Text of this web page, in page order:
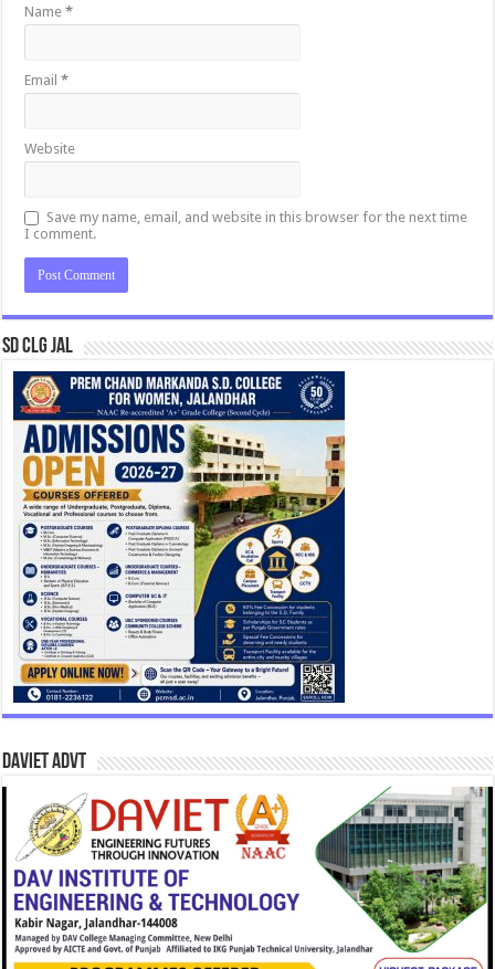
Name*
Email*
Website
Save my name, email, and website in this browser for the next time
I comment.
SD CLG JAL
DAVIET Advt